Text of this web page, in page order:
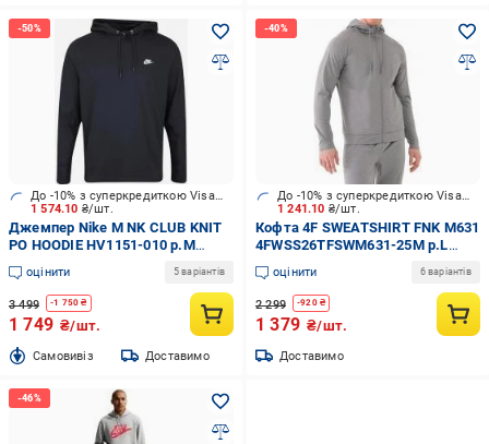
1 574.10 ₴/шт.
До -10% з суперкредиткою Visa Вигода
Джемпер Nike M NK CLUB KNIT
PO HOODIE HV1151-010 р.M
чорний
оцінити 5 варіантів
3 499 -1 750 ₴
1 749 ₴/шт.
Cамовивіз Доставимо
1 241.10 ₴/шт.
До -10% з суперкредиткою Visa Вигода
Кофта 4F SWEATSHIRT FNK M631
4FWSS26TFSWM631-25M р.L
сірий
оцінити 6 варіантів
2 299 -920₴
1 379 ₴/шт.
Доставимо